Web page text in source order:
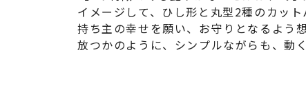
イメージして、ひし形と丸型2種のカッ
持ち主の幸せを願い、お守りとなるよう
放つかのように、シンプルながらも、動